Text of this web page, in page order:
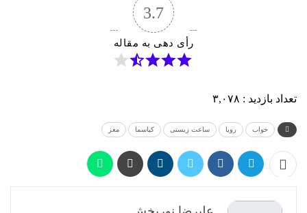
3.7
رأی دهی به مقاله
تعداد بازدید : ۳,۰۷۸
خواب رویا ساعت زیستی کیاسما مغز